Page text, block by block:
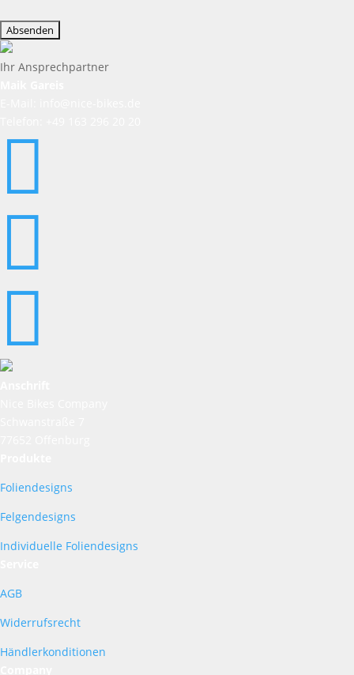
lasse
dieses
Feld
Ihr Ansprechpartner



Foliendesigns
Felgendesigns
Individuelle Foliendesigns
AGB
Widerrufsrecht
Händlerkonditionen